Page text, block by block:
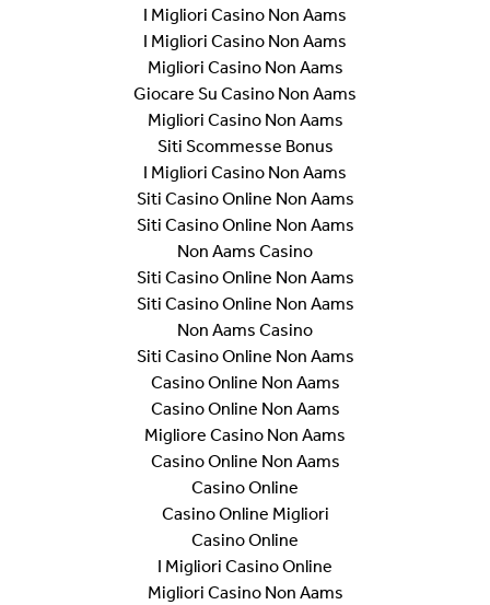
I Migliori Casino Non Aams
I Migliori Casino Non Aams
Migliori Casino Non Aams
Giocare Su Casino Non Aams
Migliori Casino Non Aams
Siti Scommesse Bonus
I Migliori Casino Non Aams
Siti Casino Online Non Aams
Siti Casino Online Non Aams
Non Aams Casino
Siti Casino Online Non Aams
Siti Casino Online Non Aams
Non Aams Casino
Siti Casino Online Non Aams
Casino Online Non Aams
Casino Online Non Aams
Migliore Casino Non Aams
Casino Online Non Aams
Casino Online
Casino Online Migliori
Casino Online
I Migliori Casino Online
Migliori Casino Non Aams